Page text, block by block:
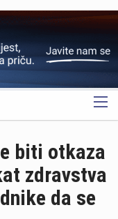
biti otkaza
zdravstva
da se